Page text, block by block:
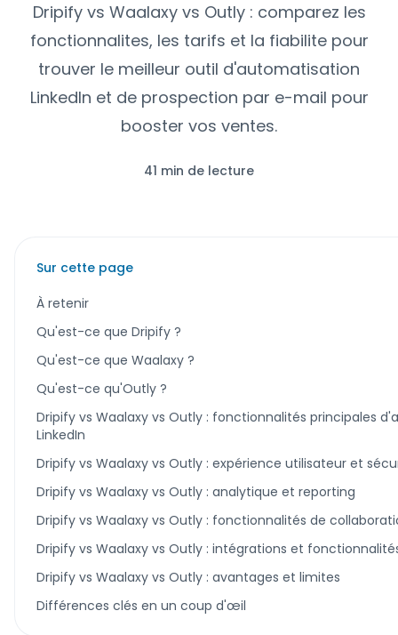
Dripify vs Waalaxy vs Outly : comparez les
fonctionnalites, les tarifs et la fiabilite pour
trouver le meilleur outil d'automatisation
LinkedIn et de prospection par e-mail pour
booster vos ventes.
41 min de lecture
Sur cette page
À retenir
Qu'est-ce que Dripify ?
Qu'est-ce que Waalaxy ?
Qu'est-ce qu'Outly ?
Dripify vs Waalaxy vs Outly : fonctionnalités principales
LinkedIn
Dripify vs Waalaxy vs Outly : expérience utilisateur et
Dripify vs Waalaxy vs Outly : analytique et reporting
Dripify vs Waalaxy vs Outly : fonctionnalités de
Dripify vs Waalaxy vs Outly : intégrations et
Dripify vs Waalaxy vs Outly : avantages et limites
Différences clés en un coup d'œil